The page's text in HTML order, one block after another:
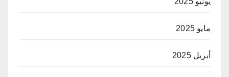
مايو 2025
أبريل 2025